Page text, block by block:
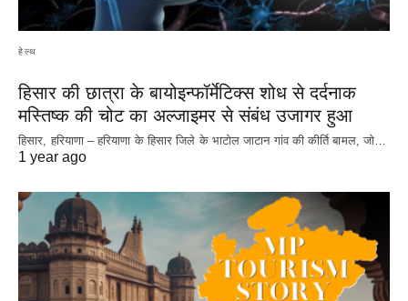
हेल्थ
हिसार की छात्रा के बायोइन्फॉर्मेटिक्स शोध से दर्दनाक
मस्तिष्क की चोट का अल्जाइमर से संबंध उजागर हुआ
हिसार, हरियाणा – हरियाणा के हिसार जिले के भाटोल जाटान गांव की कीर्ति बामल, जो…
1 year ago